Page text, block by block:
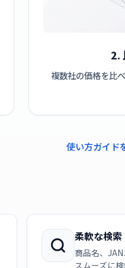
2.
複数社の価格を比
使い方ガイド
柔軟な検索
商品名、
スムーズに検